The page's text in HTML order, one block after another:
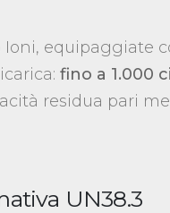
equipaggiate
fino a 1.000
residua pari
UN38.3